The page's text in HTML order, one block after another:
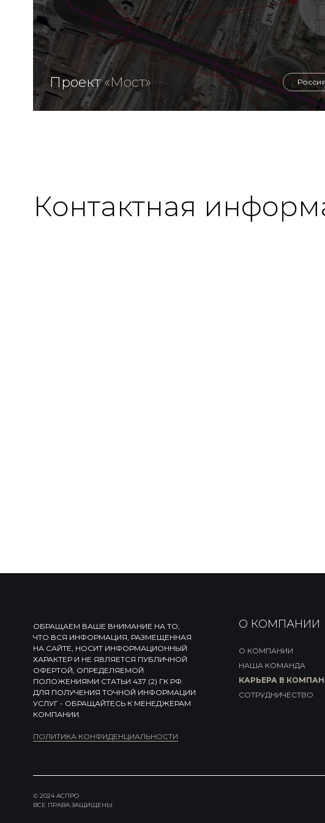
Проект«Мост»
Контактная
ОБРАЩАЕМ ВАШЕ ВНИМАНИЕ НА ТО,
ЧТО ВСЯ ИНФОРМАЦИЯ, РАЗМЕЩЕННАЯ
НА САЙТЕ, НОСИТ ИНФОРМАЦИОННЫЙ
ХАРАКТЕР И НЕ ЯВЛЯЕТСЯ ПУБЛИЧНОЙ
ОФЕРТОЙ, ОПРЕДЕЛЯЕМОЙ
ПОЛОЖЕНИЯМИ СТАТЬИ 437 (2) ГК РФ.
ДЛЯ ПОЛУЧЕНИЯ ТОЧНОЙ ИНФОРМАЦИИ
УСЛУГ - ОБРАЩАЙТЕСЬ К МЕНЕДЖЕРАМ
КОМПАНИИ.
ПОЛИТИКА КОНФИДЕНЦИАЛЬНОСТИ
О КОМПАНИИ
О КОМПАНИИ
НАША КОМАНДА
КАРЬЕРА В
СОТРУДНИЧЕСТВО
© 2024 АСПРО
ВСЕ ПРАВА ЗАЩИЩЕНЫ